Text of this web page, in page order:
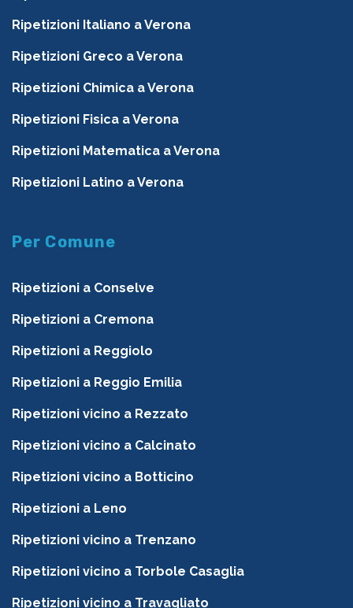
Ripetizioni Italiano a Verona
Ripetizioni Greco a Verona
Ripetizioni Chimica a Verona
Ripetizioni Fisica a Verona
Ripetizioni Matematica a Verona
Ripetizioni Latino a Verona
Per Comune
Ripetizioni a Conselve
Ripetizioni a Cremona
Ripetizioni a Reggiolo
Ripetizioni a Reggio Emilia
Ripetizioni vicino a Rezzato
Ripetizioni vicino a Calcinato
Ripetizioni vicino a Botticino
Ripetizioni a Leno
Ripetizioni vicino a Trenzano
Ripetizioni vicino a Torbole Casaglia
Ripetizioni vicino a Travagliato